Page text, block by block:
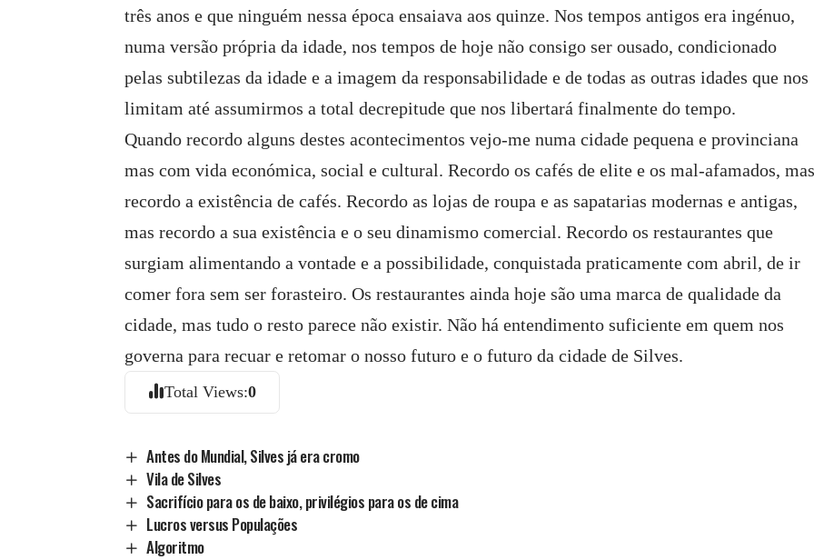
três anos e que ninguém nessa época ensaiava aos quinze. Nos tempos antigos era ingénuo,
numa versão própria da idade, nos tempos de hoje não consigo ser ousado, condicionado
pelas subtilezas da idade e a imagem da responsabilidade e de todas as outras idades que nos
limitam até assumirmos a total decrepitude que nos libertará finalmente do tempo.
Quando recordo alguns destes acontecimentos vejo-me numa cidade pequena e provinciana
mas com vida económica, social e cultural. Recordo os cafés de elite e os mal-afamados,
recordo a existência de cafés. Recordo as lojas de roupa e as sapatarias modernas e antigas,
mas recordo a sua existência e o seu dinamismo comercial. Recordo os restaurantes que
surgiam alimentando a vontade e a possibilidade, conquistada praticamente com abril, de ir
comer fora sem ser forasteiro. Os restaurantes ainda hoje são uma marca de qualidade da
cidade, mas tudo o resto parece não existir. Não há entendimento suficiente em quem nos
governa para recuar e retomar o nosso futuro e o futuro da cidade de Silves.
Total Views:0
Antes do Mundial, Silves já era cromo
Vila de Silves
Sacrifício para os de baixo, privilégios para os de cima
Lucros versus Populações
Algoritmo